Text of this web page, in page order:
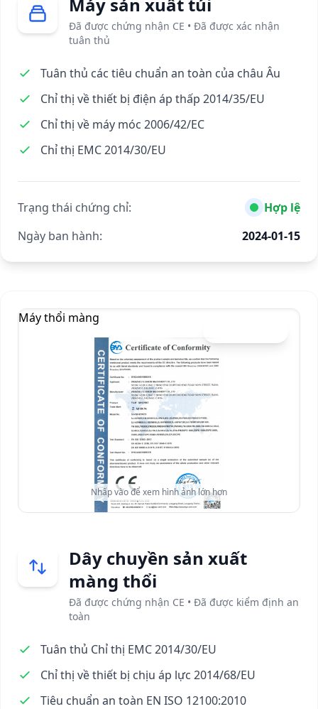
Đã được chứng nhận CE • Đã được xác nhận
tuân thủ
Tuân thủ các tiêu chuẩn an toàn của châu Âu
Chỉ thị về thiết bị điện áp thấp 2014/35/EU
Chỉ thị về máy móc 2006/42/EC
Chỉ thị EMC 2014/30/EU
Trạng thái chứng chỉ:
Hợp lệ
Ngày ban hành:
2024-01-15
Máy thổi màng
Nhấp vào để xem hình ảnh lớn hơn
Dây chuyền sản xuất
màng thổi
Đã được chứng nhận CE • Đã được kiểm định an
toàn
Tuân thủ Chỉ thị EMC 2014/30/EU
Chỉ thị về thiết bị chịu áp lực 2014/68/EU
Tiêu chuẩn an toàn EN ISO 12100:2010